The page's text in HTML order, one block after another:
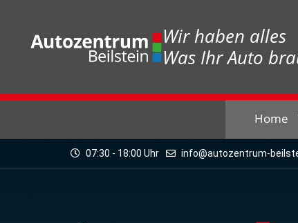
Wir haben alles
Was Ihr Auto
Home
07:30 - 18:00 Uhr info@autozentrum-